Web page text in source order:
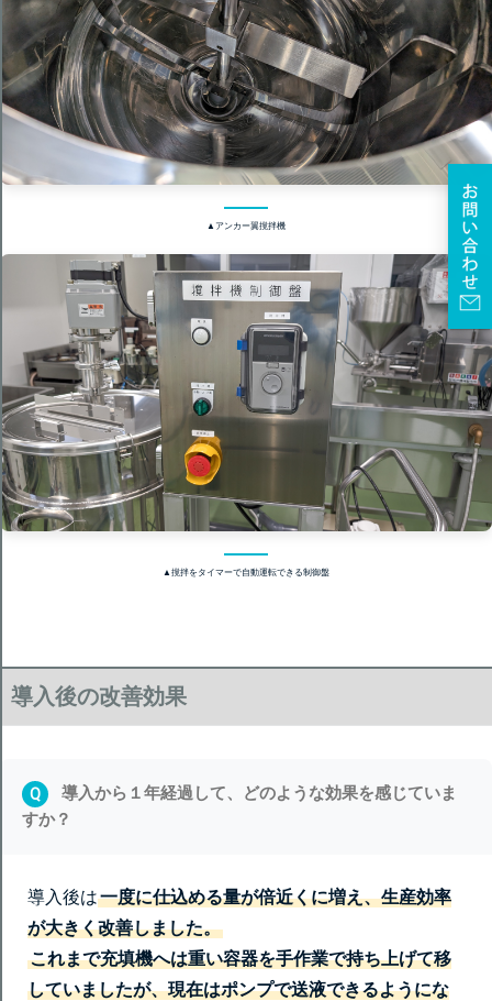
▲アンカー翼撹拌機
▲撹拌をタイマーで自動運転できる制御盤
導入後の改善効果
Q
導入から１年経過して、どのような効果を感じていま
すか？
導入後は一度に仕込める量が倍近くに増え、生産効率
が大きく改善しました。
これまで充填機へは重い容器を手作業で持ち上げて移
していましたが、現在はポンプで送液できるようにな